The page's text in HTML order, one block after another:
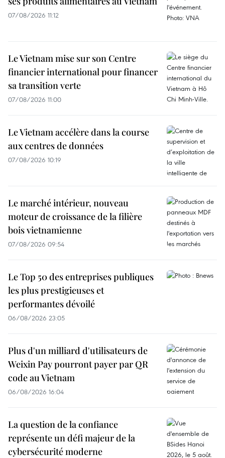
07/08/2026 11:12
Le Vietnam mise sur son Centre
financier international pour financer
sa transition verte
07/08/2026 11:00
Le Vietnam accélère dans la course
aux centres de données
07/08/2026 10:19
Le marché intérieur, nouveau
moteur de croissance de la filière
bois vietnamienne
07/08/2026 09:54
Le Top 50 des entreprises publiques
les plus prestigieuses et
performantes dévoilé
06/08/2026 23:05
Plus d'un milliard d'utilisateurs de
Weixin Pay pourront payer par QR
code au Vietnam
06/08/2026 16:04
La question de la confiance
représente un défi majeur de la
cybersécurité moderne